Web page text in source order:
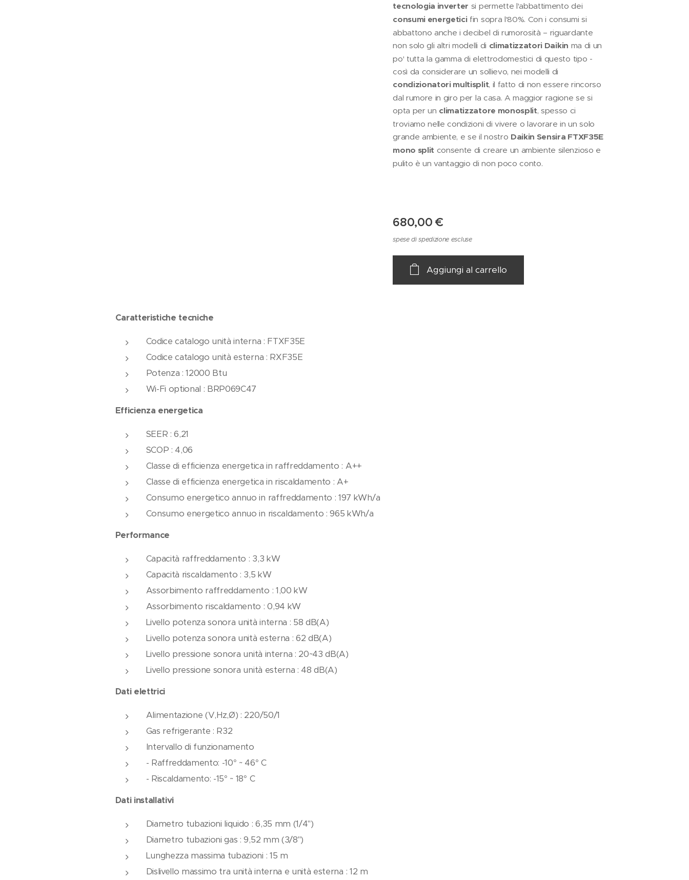
tecnologia inverter si permette l'abbattimento dei
consumi energeticifin sopra l'80%. Con i consumi si
abbattono anche i decibel di rumorosità – riguardante
non solo gli altri modelli di climatizzatori Daikin ma di un
po' tutta la gamma di elettrodomestici di questo tipo -
così da considerare un sollievo, nei modelli di
condizionatori multisplit, il fatto di non essere rincorso
dal rumore in giro per la casa. A maggior ragione se si
opta per un climatizzatore monosplit, spesso ci
troviamo nelle condizioni di vivere o lavorare in un solo
grande ambiente, e se il nostro Daikin Sensira FTXF35E
mono split consente di creare un ambiente silenzioso e
pulito è un vantaggio di non poco conto.
680,00 €
spese di spedizione escluse
Aggiungi al carrello
Caratteristiche tecniche
Codice catalogo unità interna : FTXF35E
Codice catalogo unità esterna : RXF35E
Potenza : 12000 Btu
Wi-Fi optional : BRP069C47
Efficienza energetica
SEER : 6,21
SCOP : 4,06
Classe di efficienza energetica in raffreddamento : A++
Classe di efficienza energetica in riscaldamento : A+
Consumo energetico annuo in raffreddamento : 197 kWh/a
Consumo energetico annuo in riscaldamento : 965 kWh/a
Performance
Capacità raffreddamento : 3,3 kW
Capacità riscaldamento : 3,5 kW
Assorbimento raffreddamento : 1,00 kW
Assorbimento riscaldamento : 0,94 kW
Livello potenza sonora unità interna : 58 dB(A)
Livello potenza sonora unità esterna : 62 dB(A)
Livello pressione sonora unità interna : 20~43 dB(A)
Livello pressione sonora unità esterna : 48 dB(A)
Dati elettrici
Alimentazione (V,Hz,Ø) : 220/50/1
Gas refrigerante : R32
Intervallo di funzionamento
- Raffreddamento: -10° ~ 46° C
- Riscaldamento: -15° ~ 18° C
Dati installativi
Diametro tubazioni liquido : 6,35 mm (1/4")
Diametro tubazioni gas : 9,52 mm (3/8")
Lunghezza massima tubazioni : 15 m
Dislivello massimo tra unità interna e unità esterna : 12 m